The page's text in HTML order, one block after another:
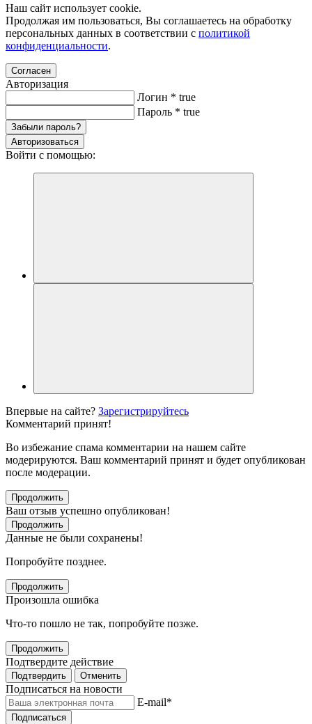
Наш сайт использует cookie.
Продолжая им пользоваться, Вы соглашаетесь на обработку
персональных данных в соответствии с политикой
конфиденциальности.
Согласен
Авторизация
Логин * true
Пароль * true
Забыли пароль?
Авторизоваться
Войти с помощью:
Впервые на сайте? Зарегистрируйтесь
Комментарий принят!
Во избежание спама комментарии на нашем сайте
модерируются. Ваш комментарий принят и будет опубликован
после модерации.
Продолжить
Ваш отзыв успешно опубликован!
Продолжить
Данные не были сохранены!
Попробуйте позднее.
Продолжить
Произошла ошибка
Что-то пошло не так, попробуйте позже.
Продолжить
Подтвердите действие
Подтвердить Отменить
Подписаться на новости
E-mail*
Подписаться